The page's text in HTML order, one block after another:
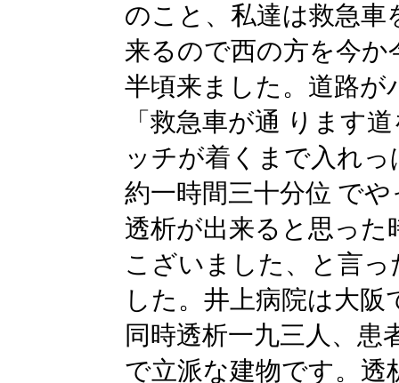
のこと、私達は救急
来るので西の方を今
半頃来ました。道路が
「救急車が通 ります
ッチが着くまで入れ
約一時間三十分位 で
透析が出来ると思った
こざいました、と言
した。井上病院は大
同時透析一九三人、患
で立派な建物です。透